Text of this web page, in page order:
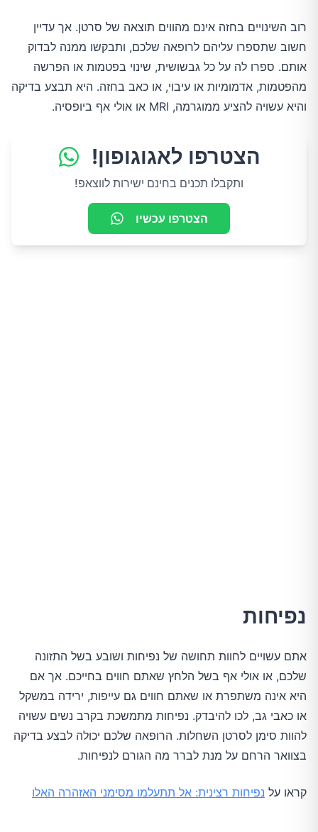
רוב השינויים בחזה אינם מהווים תוצאה של סרטן. אך עדיין
חשוב שתספרו עליהם לרופאה שלכם, ותבקשו ממנה לבדוק
אותם. ספרו לה על כל גבשושית, שינוי בפטמות או הפרשה
מהפטמות, אדמומיות או עיבוי, או כאב בחזה. היא תבצע בדיקה
והיא עשויה להציע ממוגרמה, MRI או אולי אף ביופסיה.
הצטרפו לאגוגופון!
ותקבלו תכנים בחינם ישירות לווצאפ!
הצטרפו עכשיו
נפיחות
אתם עשויים לחוות תחושה של נפיחות ושובע בשל התזונה
שלכם, או אולי אף בשל הלחץ שאתם חווים בחייכם. אך אם
היא אינה משתפרת או שאתם חווים גם עייפות, ירידה במשקל
או כאבי גב, לכו להיבדק. נפיחות מתמשכת בקרב נשים עשויה
להוות סימן לסרטן השחלות. הרופאה שלכם יכולה לבצע בדיקה
בצוואר הרחם על מנת לברר מה הגורם לנפיחות.
קראו על נפיחות רצינית: אל תתעלמו מסימני האזהרה האלו